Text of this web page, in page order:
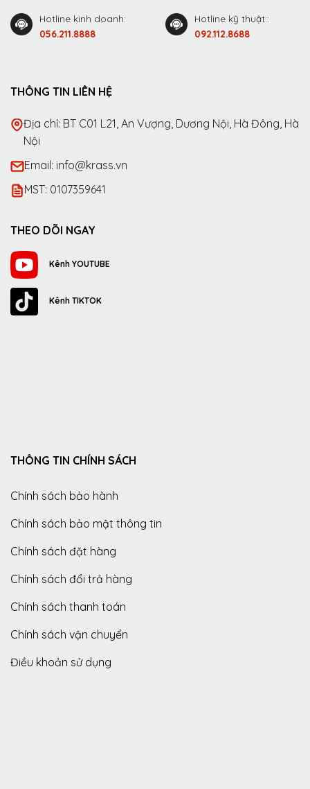
Hotline kinh doanh:
056.211.8888
Hotline kỹ thuật::
092.112.8688
THÔNG TIN LIÊN HỆ
Địa chỉ: BT C01 L21, An Vượng, Dương Nội, Hà Đông, Hà
Nội
Email: info@krass.vn
MST: 0107359641
THEO DÕI NGAY
Kênh YOUTUBE
Kênh TIKTOK
THÔNG TIN CHÍNH SÁCH
Chính sách bảo hành
Chính sách bảo mật thông tin
Chính sách đặt hàng
Chính sách đổi trả hàng
Chính sách thanh toán
Chính sách vận chuyển
Điều khoản sử dụng